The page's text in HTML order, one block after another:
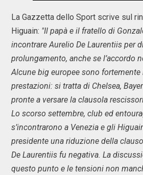
La Gazzetta dello Sport scrive sul
Higuain: "Il papà e il fratello di
incontrare Aurelio De Laurentiis per
prolungamento, anche se l’accordo
Alcune big europee sono fortemente
prestazioni: si tratta di Chelsea,
pronte a versare la clausola
Lo scorso settembre, club ed
s’incontrarono a Venezia e gli
presidente una riduzione della
De Laurentiis fu negativa. La
questo punto e le tensioni non